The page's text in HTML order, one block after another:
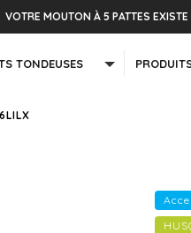
VOTRE MOUTON À 5 PATTES
TONDEUSES